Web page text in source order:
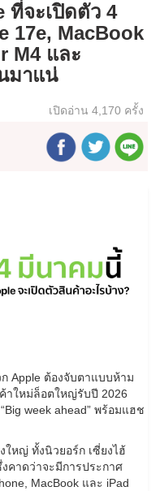
จะเปิดตัว 4
17e, MacBook
M4 และ
มาแน่
เปิดอ่าน 4,170 ครั้ง
Apple ต้องจับตาแบบห้าม
าใหม่ล็อตใหญ่รับปี 2026
week ahead” พร้อมแฮช
ใหญ่ ทั้งนิวยอร์ก เซี่ยงไฮ้
คาดว่าจะมีการประกาศ
MacBook และ iPad